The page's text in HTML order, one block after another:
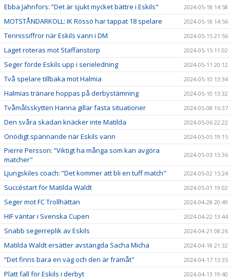
Ebba Jahnfors: ”Det är sjukt mycket bättre i Eskils" 2024-05-18 14:58
MOTSTÅNDARKOLL: IK Rössö har tappat 18 spelare 2024-05-18 14:56
Tennissiffror när Eskils vann i DM 2024-05-15 21:56
Laget roteras mot Staffanstorp 2024-05-15 11:02
Seger förde Eskils upp i serieledning 2024-05-11 20:12
Två spelare tillbaka mot Halmia 2024-05-10 13:34
Halmias tränare hoppas på derbystämning 2024-05-10 13:32
Tvåmålsskytten Hanna gillar fasta situationer 2024-05-08 16:37
Den svåra skadan knäcker inte Matilda 2024-05-06 22:22
Onödigt spännande när Eskils vann 2024-05-05 19:15
Pierre Persson: ”Viktigt ha många som kan avgöra
matcher"
2024-05-03 13:36
Ljungskiles coach: ”Det kommer att bli en tuff match" 2024-05-02 15:24
Succéstart för Matilda Waldt 2024-05-01 19:02
Seger mot FC Trollhättan 2024-04-28 20:49
HIF väntar i Svenska Cupen 2024-04-22 13:44
Snabb segerreplik av Eskils 2024-04-21 08:26
Matilda Waldt ersätter avstängda Sacha Micha 2024-04-18 21:32
”Det finns bara en väg och den är framåt" 2024-04-17 13:35
Platt fall för Eskils i derbyt 2024-04-13 19:40